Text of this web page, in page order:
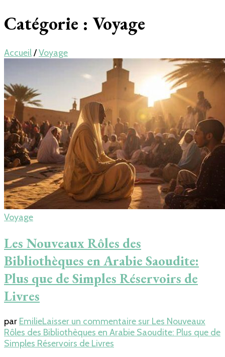
Catégorie : Voyage
Accueil/Voyage
Voyage
Les Nouveaux Rôles des
Bibliothèques en Arabie Saoudite:
Plus que de Simples Réservoirs de
Livres
par EmilieLaisser un commentaire sur Les Nouveaux
Rôles des Bibliothèques en Arabie Saoudite: Plus que de
Simples Réservoirs de Livres